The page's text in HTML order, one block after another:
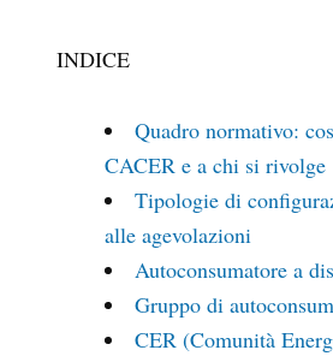
INDICE
Quadro normativo:
CACER e a chi si rivolge
Tipologie di
alle agevolazioni
Autoconsumatore a
Gruppo di
CER (Comunità